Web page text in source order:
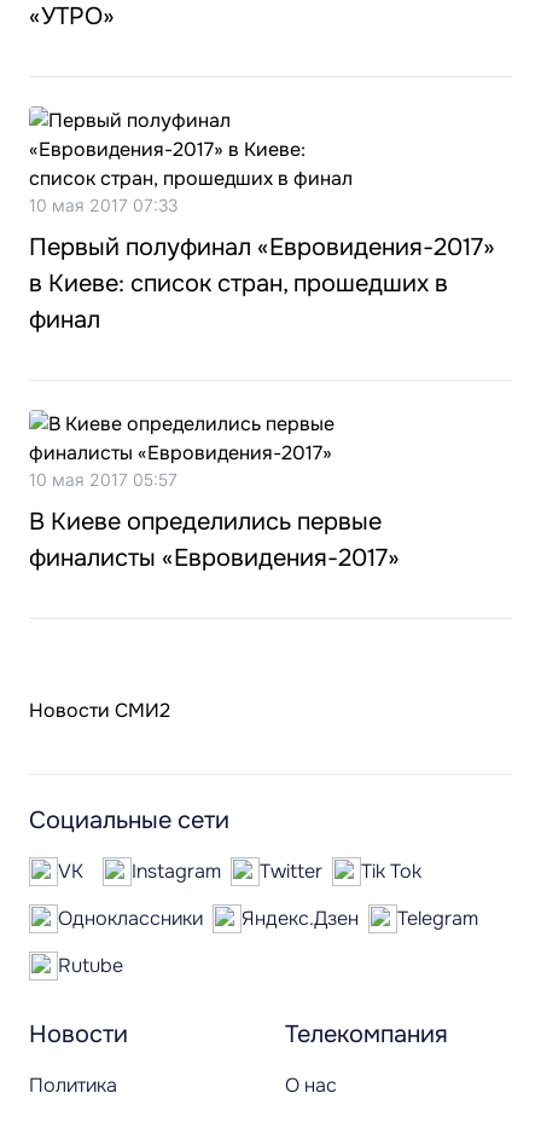
«УТРО»
10 мая 2017 07:33
Первый полуфинал «Евровидения-2017»
в Киеве: список стран, прошедших в
финал
10 мая 2017 05:57
В Киеве определились первые
финалисты «Евровидения-2017»
Новости СМИ2
Новости
Политика
Телекомпания
О нас
Социальные сети
VK Instagram Twitter
Tik Tok
Одноклассники
Яндекс.Дзен
Telegram
Rutube